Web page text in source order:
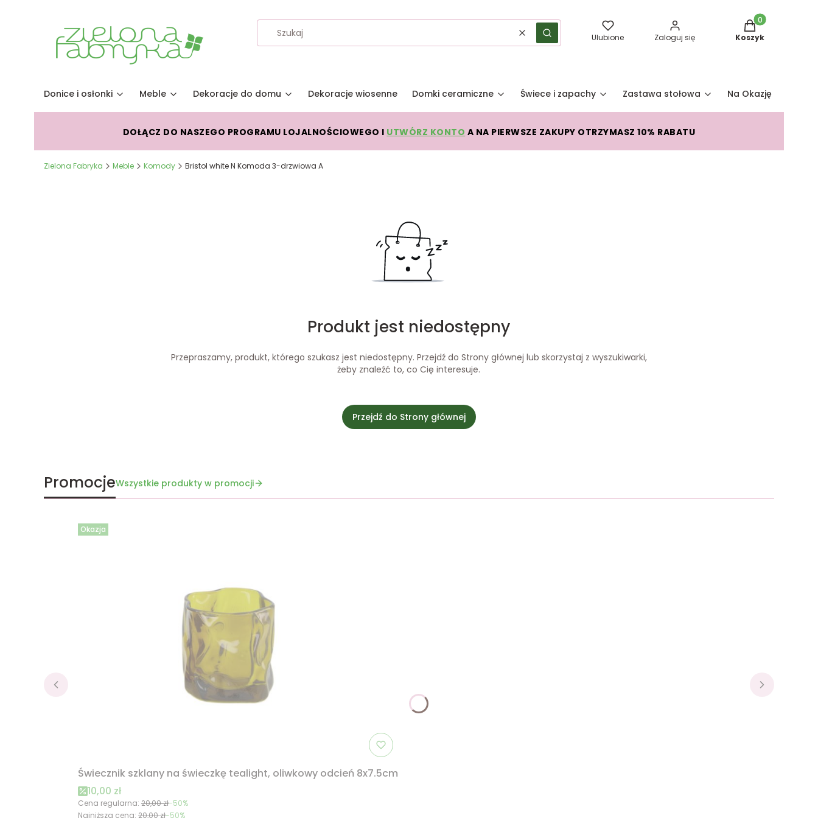
WyczyśćSzukaj Ulubione Zaloguj się
Produkty w
Koszyk
Donice i osłonki Meble Dekoracje do domu Dekoracje wiosenne Domki ceramiczne Świece i zapachy Zastawa stołowa Na Okazję
DOŁĄCZ DO NASZEGO PROGRAMU LOJALNOŚCIOWEGO I UTWÓRZ KONTO A NA PIERWSZE ZAKUPY OTRZYMASZ 10% RABATU
Zielona Fabryka Meble Komody Bristol white N Komoda 3-drzwiowa A
Produkt jest niedostępny
Przepraszamy, produkt, którego szukasz jest niedostępny. Przejdź do Strony głównej lub skorzystaj z wyszukiwarki,
żeby znaleźć to, co Cię interesuje.
Przejdź do Strony głównej
PromocjeWszystkie produkty w promocji
Okazja
Świecznik szklany na świeczkę tealight, oliwkowy odcień 8x7.5cm
Cena promocyjna
10,00 zł
Cena regularna: 20,00 zł-50%
Najniższa cena: 20,00 zł-50%